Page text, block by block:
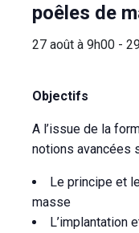
poêles de
27 août à 9h00 -
Objectifs
A l’issue de la
notions avancées
Le principe et
masse
L’implantation